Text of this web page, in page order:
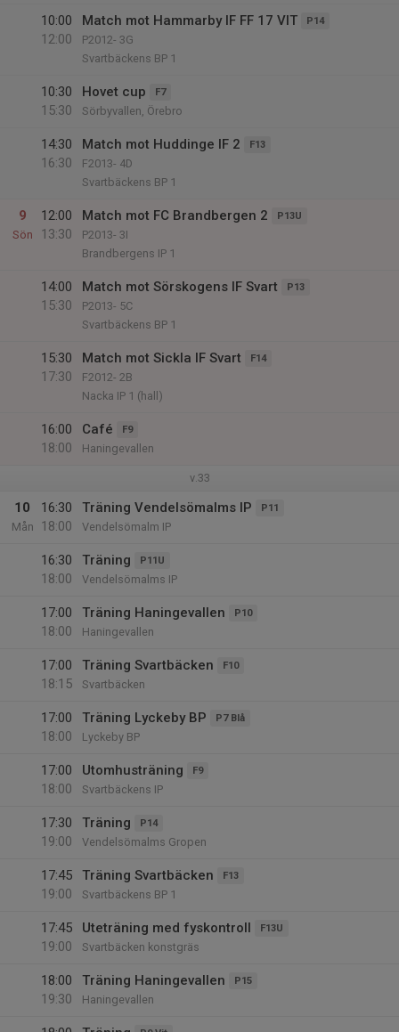
10:00
12:00
Match mot Hammarby IF FF 17 VIT P14
P2012- 3G
Svartbäckens BP 1
10:30
15:30
Hovet cup F7
Sörbyvallen, Örebro
14:30
16:30
Match mot Huddinge IF 2 F13
F2013- 4D
Svartbäckens BP 1
9
Sön
12:00
13:30
Match mot FC Brandbergen 2 P13U
P2013- 3I
Brandbergens IP 1
14:00
15:30
Match mot Sörskogens IF Svart P13
P2013- 5C
Svartbäckens BP 1
15:30
17:30
Match mot Sickla IF Svart F14
F2012- 2B
Nacka IP 1 (hall)
16:00
18:00
Café F9
Haningevallen
v.33
10
Mån
16:30
18:00
Träning Vendelsömalms IP P11
Vendelsömalm IP
16:30
18:00
Träning P11U
Vendelsömalms IP
17:00
18:00
Träning Haningevallen P10
Haningevallen
17:00
18:15
Träning Svartbäcken F10
Svartbäcken
17:00
18:00
Träning Lyckeby BP P7 Blå
Lyckeby BP
17:00
18:00
Utomhusträning F9
Svartbäckens IP
17:30
19:00
Träning P14
Vendelsömalms Gropen
17:45
19:00
Träning Svartbäcken F13
Svartbäckens BP 1
17:45
19:00
Uteträning med fyskontroll F13U
Svartbäcken konstgräs
18:00
19:30
Träning Haningevallen P15
Haningevallen